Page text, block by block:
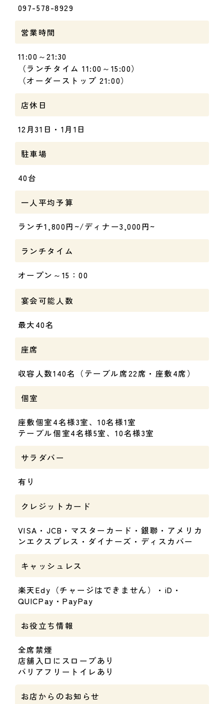
097-578-8929
営業時間
11:00～21:30
（ランチタイム 11:00～15:00）
（オーダーストップ 21:00）
店休日
12月31日・1月1日
駐車場
40台
一人平均予算
ランチ1,800円~/ディナー3,000円~
ランチタイム
オープン～15：00
宴会可能人数
最大40名
座席
収容人数140名（テーブル席22席・座敷4席）
個室
座敷個室4名様3室、10名様1室
テーブル個室4名様5室、10名様3室
サラダバー
有り
クレジットカード
VISA・JCB・マスターカード・銀聯・アメリカ
ンエクスプレス・ダイナーズ・ディスカバー
キャッシュレス
楽天Edy（チャージはできません）・iD・
QUICPay・PayPay
お役立ち情報
全席禁煙
店舗入口にスロープあり
バリアフリートイレあり
お店からのお知らせ